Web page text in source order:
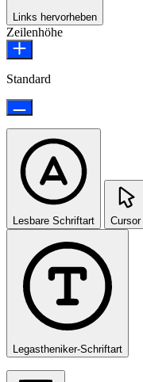
Links hervorheben
Zeilenhöhe
Standard
Lesbare Schriftart Cursor
Legastheniker-Schriftart